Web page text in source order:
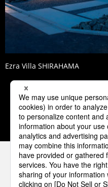
Ezra Villa SHIRAHAMA
1 2
パナソニックの電